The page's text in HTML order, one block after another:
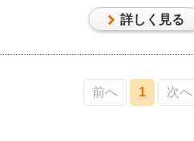
こだわりのひとつです。 『和』
ないお部屋に仕上がりました。
詳しく見る
前へ 1 次へ